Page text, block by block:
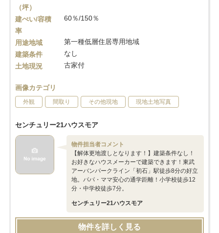
（坪）
建ぺい/容積
率
60％/150％
用途地域
第一種低層住居専用地域
建築条件
なし
土地現況
古家付
画像カテゴリ
外観 間取り その他現地 現地土地写真
センチュリー21ハウスモア
物件担当者コメント
【解体更地渡しとなります！】建築条件なし！
お好きなハウスメーカーで建築できます！東武
アーバンパークライン「初石」駅徒歩8分の好立
地。パパ・ママ安心の通学距離！小学校徒歩12
分・中学校徒歩7分。
センチュリー21ハウスモア
物件を詳しく見る